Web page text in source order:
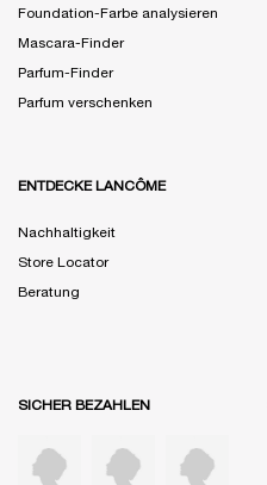
Foundation-Farbe analysieren
Mascara-Finder
Parfum-Finder
Parfum verschenken
ENTDECKE LANCÔME
Nachhaltigkeit
Store Locator
Beratung
SICHER BEZAHLEN